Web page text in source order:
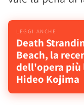
Death
Beach, la
dell'opera più
Hideo Kojima